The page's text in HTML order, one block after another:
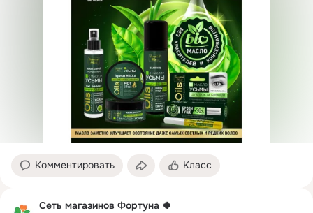
Комментировать Класс
Сеть магазинов Фортуна 🍀